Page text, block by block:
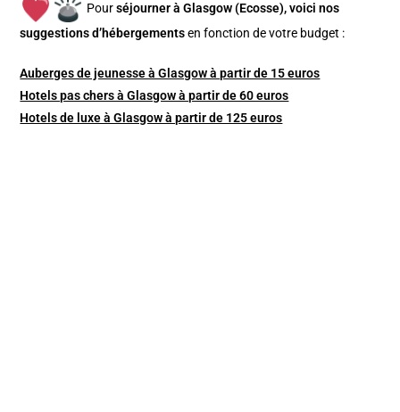
Pourséjourner à Glasgow (Ecosse), voici nos
suggestions d’hébergements en fonction de votre budget :
Auberges de jeunesse à Glasgow à partir de 15 euros
Hotels pas chers à Glasgow à partir de 60 euros
Hotels de luxe à Glasgow à partir de 125 euros